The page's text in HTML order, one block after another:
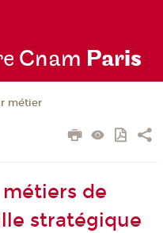
Cnam Paris
métier
de
stratégique